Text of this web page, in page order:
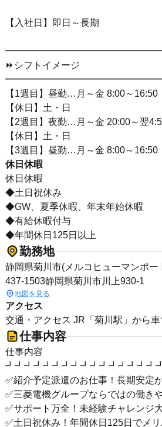
【入社日】即日～長期
⏩シフトイメージ
【1週目】昼勤…月～金 8:00～16:50
【休日】土・日
【2週目】夜勤…月～金 20:00～翌
【休日】土・日
【3週目】昼勤…月～金 8:00～16:50
休日休暇
休日休暇
◆土日祝休み
◆GW、夏季休暇、年末年始休暇
◆有給休暇付与
◆年間休日125日以上
勤務地
静岡県菊川市(メルコヒューマンポー
437-1503静岡県菊川市川上930-1
地図を見る
アクセス
交通・アクセス JR「菊川駅」から
仕事内容
仕事内容
✅紹介予定派遣のお仕事！長期安定
✅三菱電機グループならではの働き
✅サポート万全！未経験チャレンジ
✅土日祝休み！年間休日125日でメリ